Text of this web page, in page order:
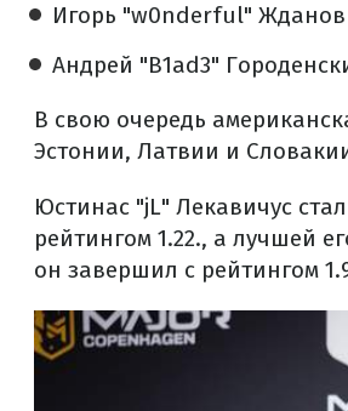
Игорь "w0nderful"
Андрей "B1ad3"
В свою очередь
Эстонии, Латвии и
Юстинас "jL" Лекавичус
рейтингом 1.22., а лучшей
он завершил с рейтингом